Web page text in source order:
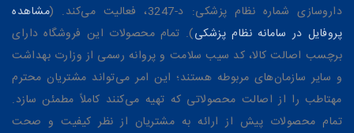
داروسازی شماره نظام پزشکی: د-3247، فعالیت می‌کند. (
مشاهده
پروفایل در سامانه نظام پزشکی). تمام محصولات این فروشگاه دارای
برچسب اصالت کالا، کد سیب سلامت و پروانه رسمی از وزارت بهداشت
و سایر سازمان‌های مربوطه هستند؛ این امر می‌تواند مشتریان محترم
مهتاطب را از اصالت محصولاتی که تهیه می‌کنند کاملاً مطمئن سازد.
تمام محصولات پیش از ارائه به مشتریان از نظر کیفیت و صحت